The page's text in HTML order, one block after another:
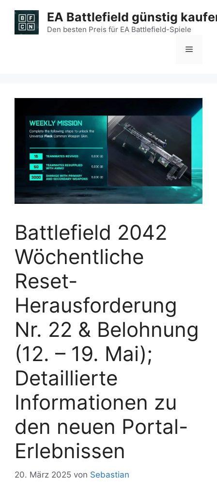
Inhalt
springen
EA Battlefield günstig
Den besten Preis für EA Battlefield-Spiele
Menü
Battlefield 2042
Wöchentliche
Reset-
Herausforderung
Nr. 22 & Belohnung
(12. – 19. Mai);
Detaillierte
Informationen zu
den neuen Portal-
Erlebnissen
20. März 2025 von Sebastian